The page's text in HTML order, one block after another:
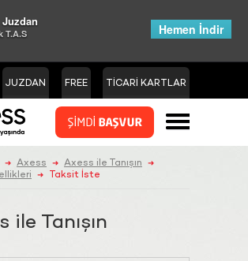
T.A.S Hemen İndir
JUZDAN FREE TİCARİ KARTLAR
➜ Axess ➜ Axess ile Tanışın ➜
➜ Taksit İste
ile Tanışın